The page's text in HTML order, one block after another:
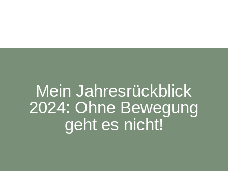
Mein Jahresrückblick
2024: Ohne Bewegung
geht es nicht!